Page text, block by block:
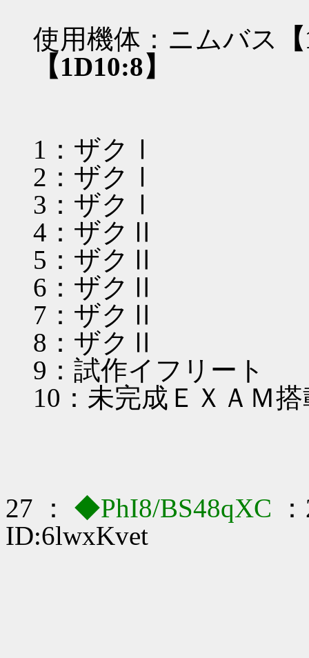
使用機体：ニムバス
【1D10:8】
1：ザクⅠ
2：ザクⅠ
3：ザクⅠ
4：ザクⅡ
5：ザクⅡ
6：ザクⅡ
7：ザクⅡ
8：ザクⅡ
9：試作イフリート
10：未完成ＥＸＡＭ
27 ： ◆PhI8/BS48qXC
ID:6lwxKvet